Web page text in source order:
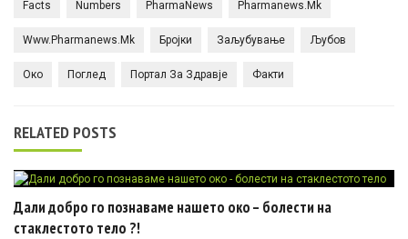
Facts Numbers PharmaNews Pharmanews.mk
Www.pharmanews.mk Бројки Заљубување Љубов
Око Поглед Портал За Здравје Факти
RELATED POSTS
Дали добро го познаваме нашето око – болести на
стаклестото тело ?!